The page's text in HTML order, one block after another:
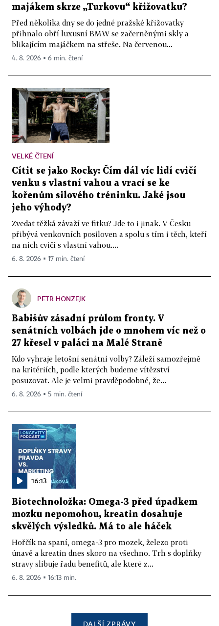
majákem skrze „Turkovu“ křižovatku?
Před několika dny se do jedné pražské křižovatky
přihnalo obří luxusní BMW se začerněnými skly a
blikajícím majáčkem na střeše. Na červenou...
4. 8. 2026 ▪ 6 min. čtení
VELKÉ ČTENÍ
Cítit se jako Rocky: Čím dál víc lidí cvičí
venku s vlastní vahou a vrací se ke
kořenům silového tréninku. Jaké jsou
jeho výhody?
Zvedat těžká závaží ve fitku? Jde to i jinak. V Česku
přibývá venkovních posiloven a spolu s tím i těch, kteří
na nich cvičí s vlastní vahou....
6. 8. 2026 ▪ 17 min. čtení
PETR HONZEJK
Babišův zásadní průlom fronty. V
senátních volbách jde o mnohem víc než o
27 křesel v paláci na Malé Straně
Kdo vyhraje letošní senátní volby? Záleží samozřejmě
na kritériích, podle kterých budeme vítězství
posuzovat. Ale je velmi pravděpodobné, že...
6. 8. 2026 ▪ 5 min. čtení
16:13
Biotechnoložka: Omega-3 před úpadkem
mozku nepomohou, kreatin dosahuje
skvělých výsledků. Má to ale háček
Hořčík na spaní, omega-3 pro mozek, železo proti
únavě a kreatin dnes skoro na všechno. Trh s doplňky
stravy slibuje řadu benefitů, ale které z...
6. 8. 2026 ▪ 16:13 min.
DALŠÍ ZPRÁVY